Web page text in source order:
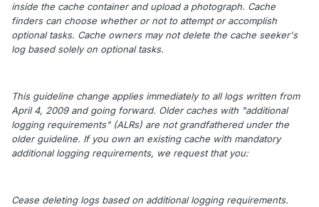
inside the cache container and upload a photograph. Cache
finders can choose whether or not to attempt or accomplish
optional tasks. Cache owners may not delete the cache seeker's
log based solely on optional tasks.
This guideline change applies immediately to all logs written from
April 4, 2009 and going forward. Older caches with "additional
logging requirements" (ALRs) are not grandfathered under the
older guideline. If you own an existing cache with mandatory
additional logging requirements, we request that you:
Cease deleting logs based on additional logging requirements.